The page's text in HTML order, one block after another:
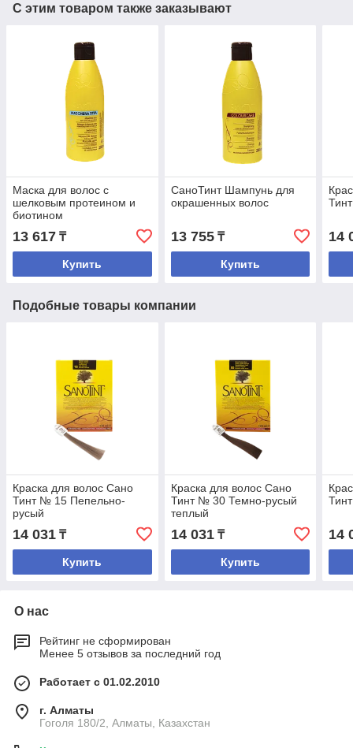
С этим товаром также заказывают
Маска для волос c
шелковым протеином и
биотином
(ополаскиватель)
Шелковая Маска
13 617 ₸
Купить
CаноТинт Шампунь для
окрашенных волос
13 755₸
Купить
14
Подобные товары компании
Краска для волос Сано
Тинт № 15 Пепельно-
русый
14 031 ₸
Купить
Краска для волос Сано
Тинт № 30 Темно-русый
теплый
14 031₸
Купить
14
О нас
Рейтинг не сформирован
Менее 5 отзывов за последний год
Работает с 01.02.2010
г. Алматы
Гоголя 180/2, Алматы, Казахстан